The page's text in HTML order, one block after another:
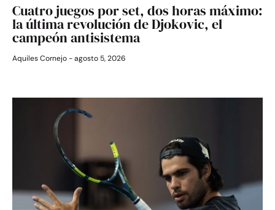
Cuatro juegos por set, dos horas máximo:
la última revolución de Djokovic, el
campeón antisistema
Aquiles Cornejo agosto 5, 2026